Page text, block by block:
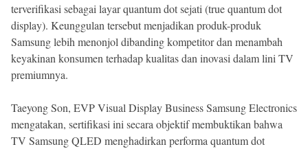
terverifikasi sebagai layar quantum dot sejati (true quantum dot
display). Keunggulan tersebut menjadikan produk-produk
Samsung lebih menonjol dibanding kompetitor dan menambah
keyakinan konsumen terhadap kualitas dan inovasi dalam lini TV
premiumnya.
Taeyong Son, EVP Visual Display Business Samsung Electronics
mengatakan, sertifikasi ini secara objektif membuktikan bahwa
TV Samsung QLED menghadirkan performa quantum dot